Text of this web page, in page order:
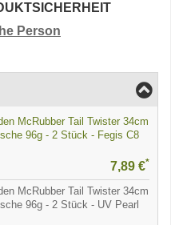
Person
McRubber Tail Twister 34cm
96g - 2 Stück - Fegis C8
7,89 €*
McRubber Tail Twister 34cm
96g - 2 Stück - UV Pearl